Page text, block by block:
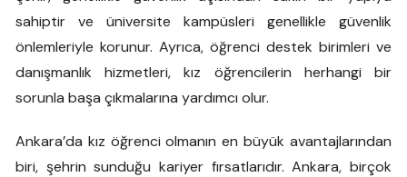
sahiptir ve üniversite kampüsleri genellikle güvenlik
önlemleriyle korunur. Ayrıca, öğrenci destek birimleri ve
danışmanlık hizmetleri, kız öğrencilerin herhangi bir
sorunla başa çıkmalarına yardımcı olur.
Ankara’da kız öğrenci olmanın en büyük avantajlarından
biri, şehrin sunduğu kariyer fırsatlarıdır. Ankara, birçok